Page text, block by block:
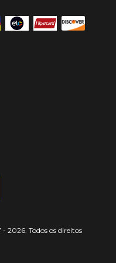
2026. Todos os direitos